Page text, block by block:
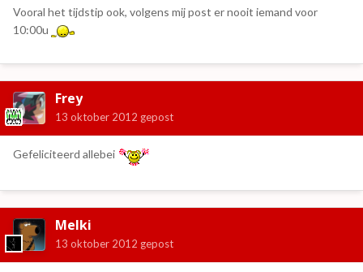
Vooral het tijdstip ook, volgens mij post er nooit iemand voor
10:00u
Frey
13 oktober 2012 gepost
Gefeliciteerd allebei
Melki
13 oktober 2012 gepost